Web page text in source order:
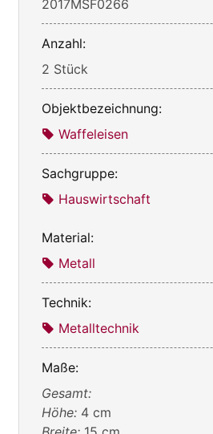
2017MSF0266
Anzahl:
2 Stück
Objektbezeichnung:
Waffeleisen
Sachgruppe:
Hauswirtschaft
Material:
Metall
Technik:
Metalltechnik
Maße:
Gesamt:
Höhe: 4 cm